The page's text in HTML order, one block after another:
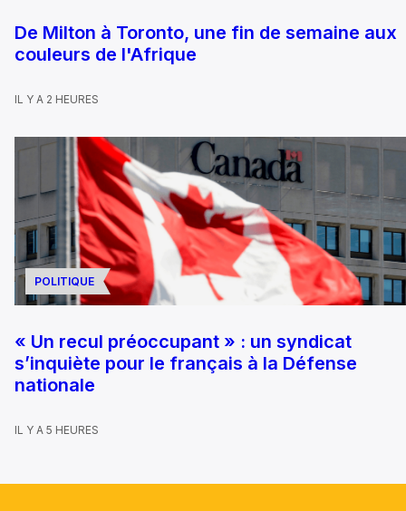
De Milton à Toronto, une fin de semaine aux
couleurs de l'Afrique
IL Y A 2 HEURES
POLITIQUE
« Un recul préoccupant » : un syndicat
s’inquiète pour le français à la Défense
nationale
IL Y A 5 HEURES